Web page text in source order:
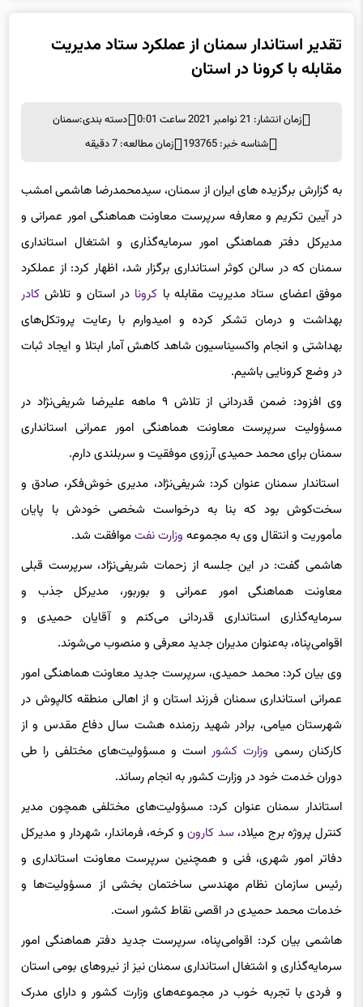
تقدیر استاندار سمنان از عملکرد ستاد مدیریت
زمان انتشار: 21 نوامبر 2021 ساعت 0:01 دسته بندی:
به گزارش برگزیده های ایران از سمنان، سیدمحمدرضا هاشمی امشب
در آیین تکریم و معارفه سرپرست معاونت هماهنگی امور عمرانی و
مدیرکل دفتر هماهنگی امور سرمایه‌گذاری و اشتغال استانداری
سمنان که در سالن کوثر استانداری برگزار شد، اظهار کرد: از عملکرد
موفق اعضای ستاد مدیریت مقابله باکرونادر استان و تلاشکادر
بهداشت و درمان تشکر کرده و امیدوارم با رعایت پروتکل‌های
بهداشتی و انجام واکسیناسیون شاهد کاهش آمار ابتلا و ایجاد ثبات
در وضع کرونایی باشیم.‌
وی افزود: ضمن قدردانی از تلاش ۹ ماهه علیرضا شریفی‌‌نژاد در
مسؤولیت سرپرست معاونت هماهنگی امور عمرانی استانداری
سمنان برای محمد حمیدی آرزوی موفقیت و سربلندی دارم.‌
استاندار سمنان عنوان کرد: شریفی‌نژاد، مدیری خوش‌فکر، صادق و
سخت‌کوش بود که بنا به درخواست شخصی خودش با پایان
مأموریت و انتقال وی به مجموعهوزارت نفت موافقت شد.‌
هاشمی گفت: در این جلسه از زحمات شریفی‌نژاد، سرپرست قبلی
معاونت هماهنگی امور عمرانی و بوربور، مدیرکل جذب و
سرمایه‌گذاری استانداری قدردانی می‌کنم و آقایان حمیدی و
اقوامی‌پناه، به‌عنوان مدیران جدید معرفی و منصوب می‌شوند.
وی بیان کرد: محمد حمیدی، سرپرست جدید معاونت هماهنگی امور
عمرانی استانداری سمنان فرزند استان و از اهالی منطقه کالپوش در
شهرستان میامی، برادر شهید رزمنده هشت سال دفاع مقدس و از
کارکنان رسمیوزارت کشوراست و مسؤولیت‌های مختلفی را طی
دوران خدمت خود در وزارت کشور به انجام رساند.‌
استاندار سمنان عنوان کرد: مسؤولیت‌های مختلفی همچون مدیر
کنترل پروژه برج میلاد،سد کارونو کرخه، فرماندار، شهردار و مدیرکل
دفاتر امور شهری، فنی و همچنین سرپرست معاونت استانداری و
رئیس سازمان نظام مهندسی ساختمان بخشی از مسؤولیت‌ها و
خدمات محمد حمیدی در اقصی نقاط کشور است.
هاشمی بیان کرد: اقوامی‌پناه، سرپرست جدید دفتر هماهنگی امور
سرمایه‌گذاری و اشتغال استانداری سمنان نیز از نیروهای بومی استان